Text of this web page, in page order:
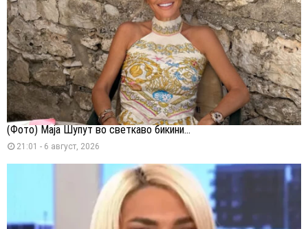
(Фото) Маја Шупут во светкаво бикини...
21:01 - 6 август, 2026